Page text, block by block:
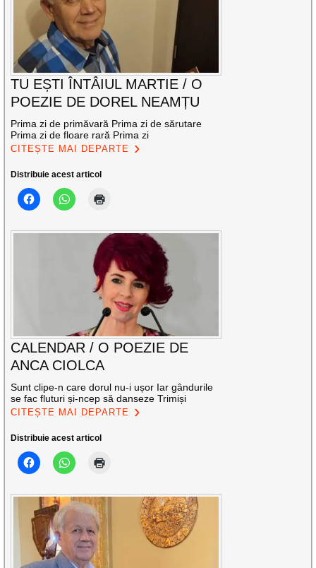
TU EȘTI ÎNTÂIUL MARTIE / O
POEZIE DE DOREL NEAMȚU
Prima zi de primăvară Prima zi de sărutare
Prima zi de floare rară Prima zi
CITEȘTE MAI DEPARTE
Distribuie acest articol
CALENDAR / O POEZIE DE
ANCA CIOLCA
Sunt clipe-n care dorul nu-i ușor Iar gândurile
se fac fluturi și-ncep să danseze Trimiși
CITEȘTE MAI DEPARTE
Distribuie acest articol